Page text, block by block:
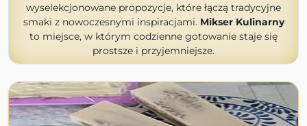
wyselekcjonowane propozycje, które łączą tradycyjne
smaki z nowoczesnymi inspiracjami. Mikser Kulinarny
to miejsce, w którym codzienne gotowanie staje się
prostsze i przyjemniejsze.